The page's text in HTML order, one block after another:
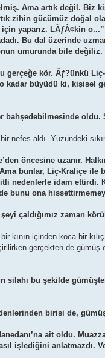
Ama artık değil.
zihin gücümüz doğal
için yaparız. LÃƒÂ¢kin o...”
Bu dal üzerinde
umurunda bile değiliz.
gerçeğe kör. Ãƒ?ünkü
kadar büyüdü ki, kişisel
oldu.
nefes aldı. Yüzündeki
öncesine uzanır.
Ama bunlar, Liç-Kraliçe
nedenlerle idam ettirdi.
bunu ona
çaldığımız zaman
kının içinden koca bir
gerçekten de
silahı bu şekilde
birisi de,
ait oldu.
işlediğini anlatmazdı.